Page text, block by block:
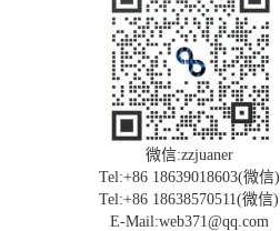
微信:zzjuaner
Tel:+86 18639018603(微信)
Tel:+86 18638570511(微信)
E-Mail:web371@qq.com